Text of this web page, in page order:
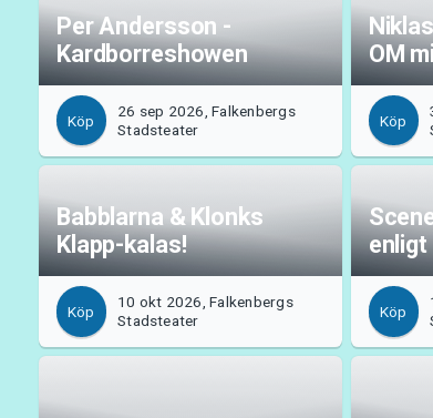
Per Andersson -
Kardborreshowen
Köp
26 sep 2026, Falkenbergs
Stadsteater
OM
Köp
Babblarna & Klonks
Klapp-kalas!
Köp
10 okt 2026, Falkenbergs
Stadsteater
enligt
Köp